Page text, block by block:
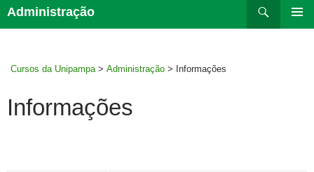
Administração
Cursos da Unipampa > Administração > Informações
Informações